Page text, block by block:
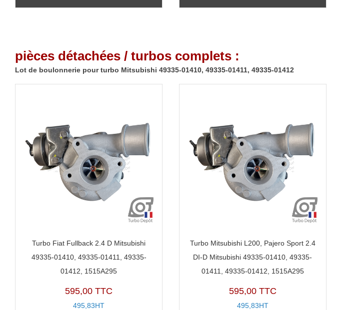
pièces détachées / turbos complets :
Lot de boulonnerie pour turbo Mitsubishi 49335-01410, 49335-01411, 49335-01412
Turbo Fiat Fullback 2.4 D Mitsubishi
49335-01410, 49335-01411, 49335-
01412, 1515A295
595,00 TTC
495,83HT
Turbo Mitsubishi L200, Pajero Sport 2.4
DI-D Mitsubishi 49335-01410, 49335-
01411, 49335-01412, 1515A295
595,00 TTC
495,83HT